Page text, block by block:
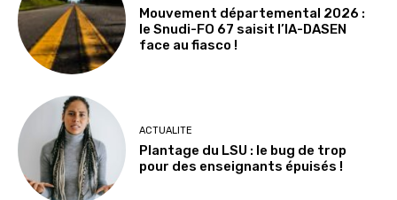
Mouvement départemental 2026 :
le Snudi-FO 67 saisit l’IA-DASEN
face au fiasco !
ACTUALITE
Plantage du LSU : le bug de trop
pour des enseignants épuisés !